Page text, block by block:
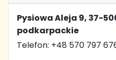
Pysiowa Aleja 9, 37-
podkarpackie
Telefon: +48 570 797